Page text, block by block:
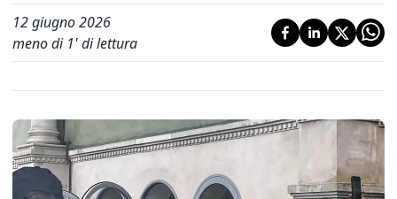
12 giugno 2026
meno di 1' di lettura